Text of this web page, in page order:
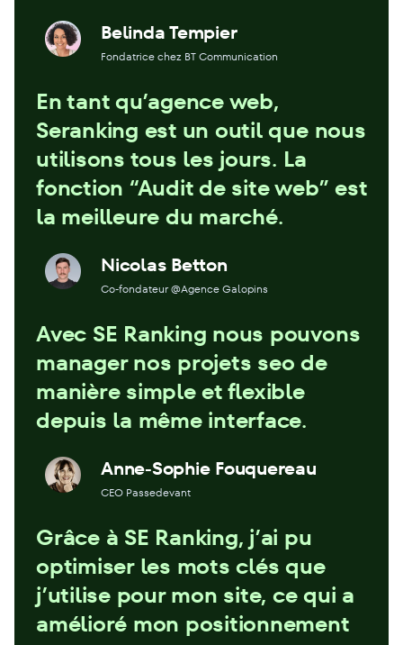
Belinda Tempier
Fondatrice chez BT Communication
En tant qu’agence web,
Seranking est un outil que nous
utilisons tous les jours. La
fonction “Audit de site web” est
la meilleure du marché.
Nicolas Betton
Co-fondateur @Agence Galopins
Avec SE Ranking nous pouvons
manager nos projets seo de
manière simple et flexible
depuis la même interface.
Anne-Sophie Fouquereau
CEO Passedevant
Grâce à SE Ranking, j’ai pu
optimiser les mots clés que
j’utilise pour mon site, ce qui a
amélioré mon positionnement